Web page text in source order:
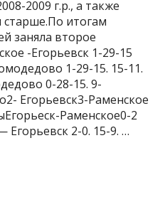
2009 г.р., а также
старше.По итогам
заняла второе
-Егорьевск 1-29-15
1-29-15. 15-11.
0-28-15. 9-
Егорьевск3-Раменское
Раменское0-2
2-0. 15-9. …